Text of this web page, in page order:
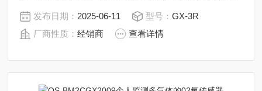
示、峰值显示、校正通知显示。
发布日期： 2025-06-11 型号：GX-3R
厂商性质：经销商 查看详情